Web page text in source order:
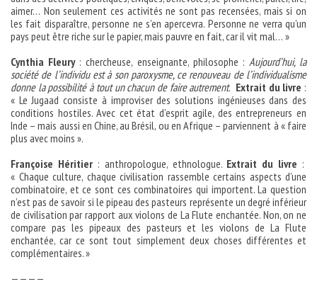
aimer… Non seulement ces activités ne sont pas recensées, mais si on
les fait disparaître, personne ne s’en apercevra. Personne ne verra qu’un
pays peut être riche sur le papier, mais pauvre en fait, car il vit mal… »
Cynthia Fleury : chercheuse, enseignante, philosophe : Aujourd’hui, la
société de l’individu est à son paroxysme, ce renouveau de l’individualisme
donne la possibilité à tout un chacun de faire autrement. Extrait du livre :
« Le Jugaad consiste à improviser des solutions ingénieuses dans des
conditions hostiles. Avec cet état d’esprit agile, des entrepreneurs en
Inde – mais aussi en Chine, au Brésil, ou en Afrique – parviennent à « faire
plus avec moins ».
Françoise Héritier : anthropologue, ethnologue. Extrait du livre :
« Chaque culture, chaque civilisation rassemble certains aspects d’une
combinatoire, et ce sont ces combinatoires qui importent. La question
n’est pas de savoir si le pipeau des pasteurs représente un degré inférieur
de civilisation par rapport aux violons de La Flute enchantée. Non, on ne
compare pas les pipeaux des pasteurs et les violons de La Flute
enchantée, car ce sont tout simplement deux choses différentes et
complémentaires. »
————